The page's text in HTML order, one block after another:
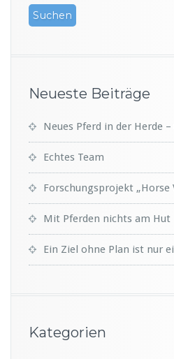
Neueste Beiträge
Neues Pferd in der Herde
Echtes Team
Forschungsprojekt „Horse
Mit Pferden nichts am Hut
Ein Ziel ohne Plan ist nur
Kategorien